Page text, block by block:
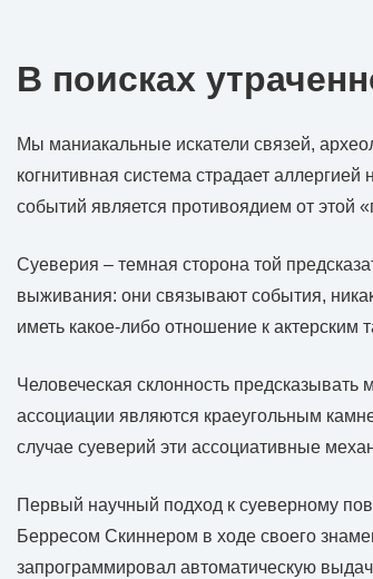
В поисках
Мы маниакальные искатели связей,
когнитивная система страдает
событий является противоядием от этой
Суеверия – темная сторона той
выживания: они связывают события,
иметь какое-либо отношение к актерским
Человеческая склонность
ассоциации являются краеугольным
случае суеверий эти ассоциативные
Первый научный подход к суеверному
Берресом Скиннером в ходе своего
запрограммировал автоматическую